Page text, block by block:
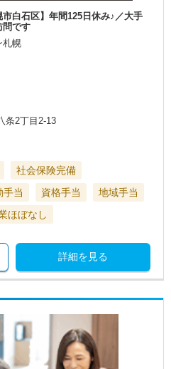
市白石区】年間125日休み♪／大手
問です
札幌
条2丁目2-13
社会保険完備
手当 資格手当
地域手当
ほぼなし
詳細を見る